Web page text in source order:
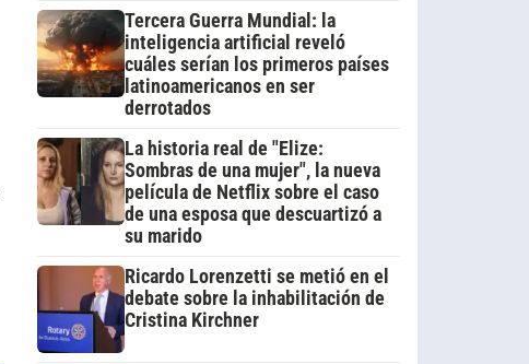
Tercera Guerra Mundial: la
inteligencia artificial reveló
cuáles serían los primeros países
latinoamericanos en ser
derrotados
La historia real de "Elize:
Sombras de una mujer", la nueva
película de Netflix sobre el caso
de una esposa que descuartizó a
su marido
Ricardo Lorenzetti se metió en el
debate sobre la inhabilitación de
Cristina Kirchner